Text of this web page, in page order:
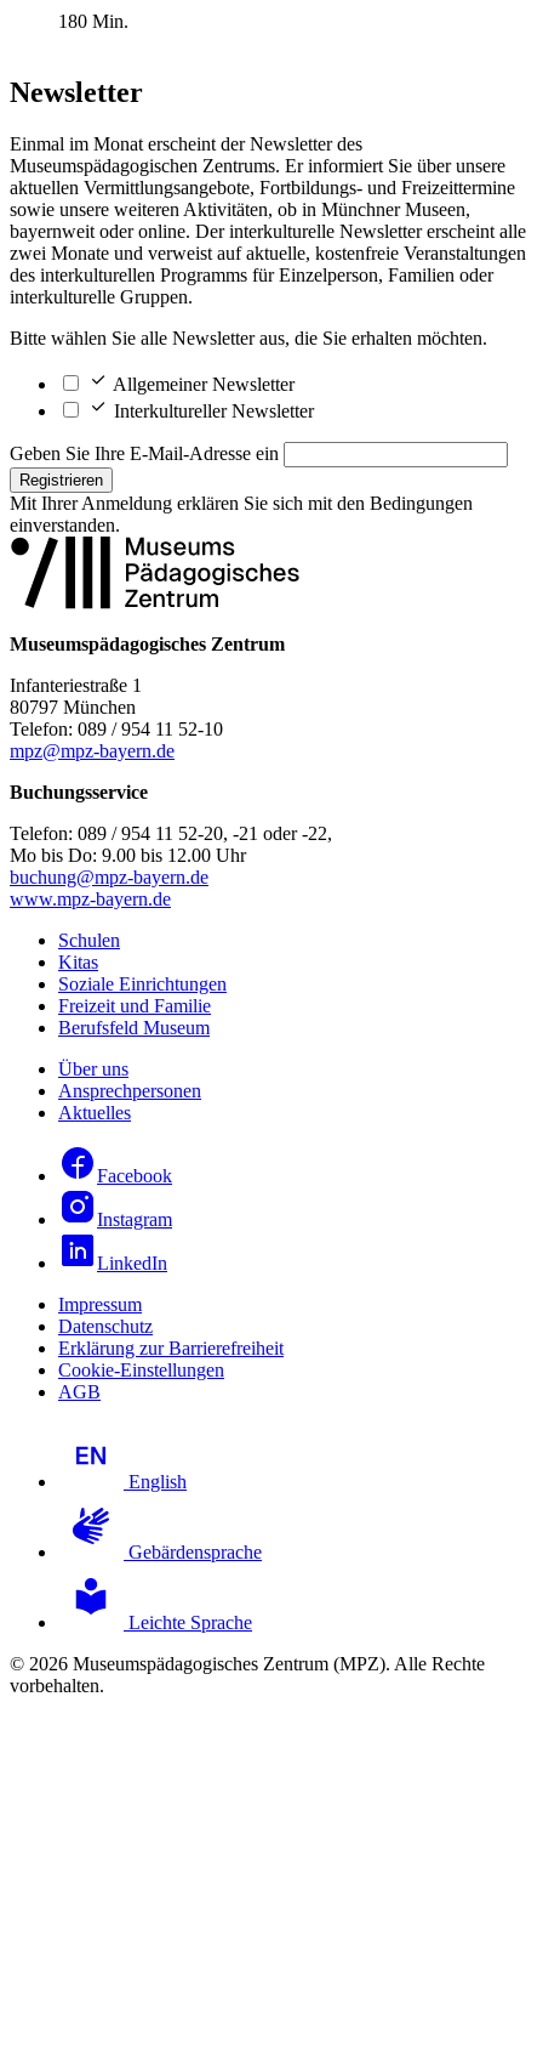
180 Min.
Newsletter
Einmal im Monat erscheint der Newsletter des
Museumspädagogischen Zentrums. Er informiert Sie über unsere
aktuellen Vermittlungsangebote, Fortbildungs- und Freizeittermine
sowie unsere weiteren Aktivitäten, ob in Münchner Museen,
bayernweit oder online. Der interkulturelle Newsletter erscheint alle
zwei Monate und verweist auf aktuelle, kostenfreie Veranstaltungen
des interkulturellen Programms für Einzelperson, Familien oder
interkulturelle Gruppen.
Bitte wählen Sie alle Newsletter aus, die Sie erhalten möchten.
Allgemeiner Newsletter
Interkultureller Newsletter
Geben Sie Ihre E-Mail-Adresse ein
Registrieren
Mit Ihrer Anmeldung erklären Sie sich mit den Bedingungen
einverstanden.
Museumspädagogisches Zentrum
Infanteriestraße 1
80797 München
Telefon: 089 / 954 11 52-10
mpz@mpz-bayern.de
Buchungsservice
Telefon: 089 / 954 11 52-20, -21 oder -22,
Mo bis Do: 9.00 bis 12.00 Uhr
buchung@mpz-bayern.de
www.mpz-bayern.de
Schulen
Kitas
Soziale Einrichtungen
Freizeit und Familie
Berufsfeld Museum
Über uns
Ansprechpersonen
Aktuelles
Facebook
Instagram
LinkedIn
Impressum
Datenschutz
Erklärung zur Barrierefreiheit
Cookie-Einstellungen
AGB
English
Gebärdensprache
Leichte Sprache
© 2026 Museumspädagogisches Zentrum (MPZ). Alle Rechte
vorbehalten.